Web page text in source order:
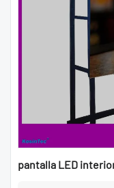
pantalla LED